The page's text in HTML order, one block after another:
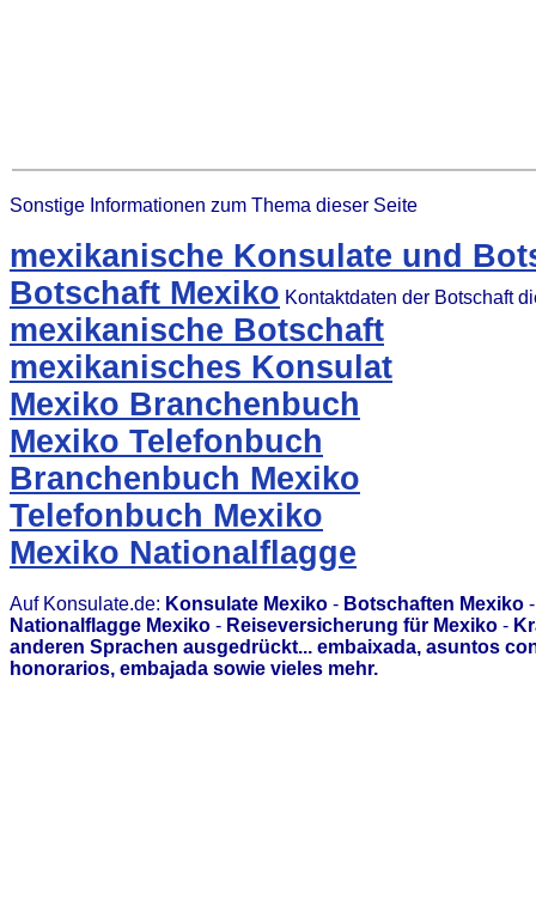
Sonstige Informationen zum Thema dieser Seite
mexikanische Konsulate und
Botschaft Mexiko Kontaktdaten der Botschaft
mexikanische Botschaft
mexikanisches Konsulat
Mexiko Branchenbuch
Mexiko Telefonbuch
Branchenbuch Mexiko
Telefonbuch Mexiko
Mexiko Nationalflagge
Auf Konsulate.de: Konsulate Mexiko - Botschaften Mexiko
Nationalflagge Mexiko - Reiseversicherung für Mexiko -
anderen Sprachen ausgedrückt... embaixada, asuntos
honorarios, embajada sowie vieles mehr.